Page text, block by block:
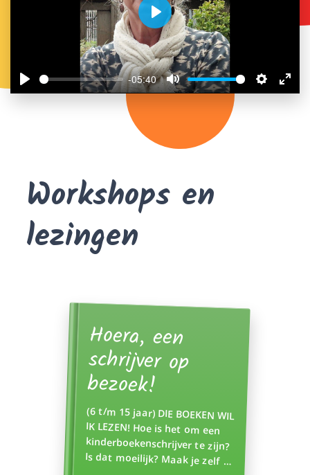
Play
-05:40
Mute Settings
Play
Workshops en
lezingen
Hoera, een
schrijver op
bezoek!
(6 t/m 15 jaar) DIE BOEKEN WIL
IK LEZEN! Hoe is het om een
kinderboekenschrijver te zijn?
Is dat moeilijk? Maak je zelf …